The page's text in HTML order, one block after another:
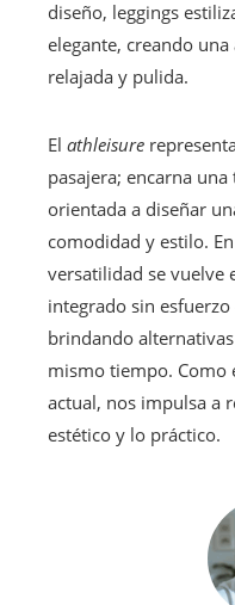
diseño, leggings
elegante, creando
relajada y pulida.
El athleisure
pasajera; encarna
orientada a diseñar
comodidad y estilo.
versatilidad se vuelve
integrado sin
brindando
mismo tiempo. Como
actual, nos impulsa a
estético y lo práctico.